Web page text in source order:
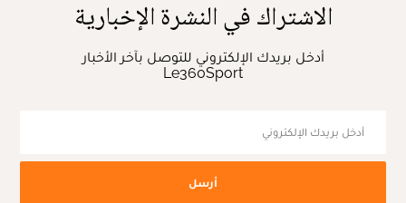
الاشتراك في النشرة الإخبارية
أدخل بريدك الإلكتروني للتوصل بآخر الأخبار
Le360Sport
أرسل